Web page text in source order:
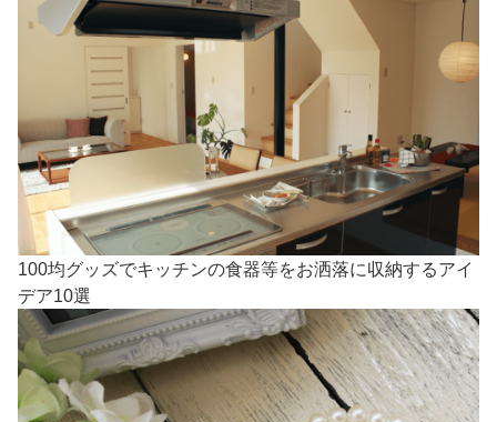
100均グッズでキッチンの食器等をお洒落に収納するアイ
デア10選